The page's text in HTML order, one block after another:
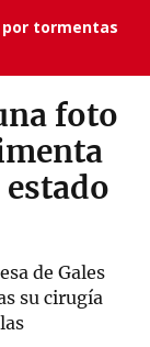
por tormentas
foto
de Gales
su cirugía